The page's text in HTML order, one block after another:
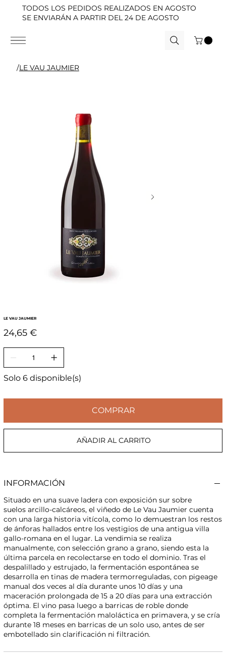
TODOS LOS PEDIDOS REALIZADOS EN AGOSTO
SE ENVIARÁN A PARTIR DEL 24 DE AGOSTO
/LE VAU JAUMIER
LE VAU JAUMIER
Precio
24,65 €
Solo 6 disponible(s)
COMPRAR
AÑADIR AL CARRITO
INFORMACIÓN
Situado en una suave ladera con exposición sur sobre
suelos arcillo-calcáreos, el viñedo de Le Vau Jaumier cuenta
con una larga historia vitícola, como lo demuestran los restos
de ánforas hallados entre los vestigios de una antigua villa
gallo-romana en el lugar. La vendimia se realiza
manualmente, con selección grano a grano, siendo esta la
última parcela en recolectarse en todo el dominio. Tras el
despalillado y estrujado, la fermentación espontánea se
desarrolla en tinas de madera termorreguladas, con pigeage
manual dos veces al día durante unos 10 días y una
maceración prolongada de 15 a 20 días para una extracción
óptima. El vino pasa luego a barricas de roble donde
completa la fermentación maloláctica en primavera, y se cría
durante 18 meses en barricas de un solo uso, antes de ser
embotellado sin clarificación ni filtración.